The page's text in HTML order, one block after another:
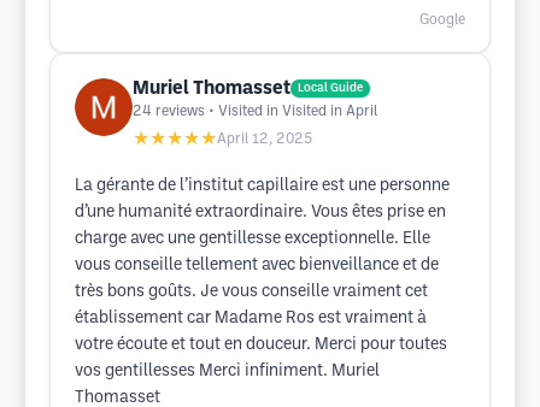
Google
Muriel Thomasset Local Guide
24 reviews • Visited in Visited in April
★★★★★April 12, 2025
La gérante de l’institut capillaire est une personne
d’une humanité extraordinaire. Vous êtes prise en
charge avec une gentillesse exceptionnelle. Elle
vous conseille tellement avec bienveillance et de
très bons goûts. Je vous conseille vraiment cet
établissement car Madame Ros est vraiment à
votre écoute et tout en douceur. Merci pour toutes
vos gentillesses Merci infiniment. Muriel
Thomasset